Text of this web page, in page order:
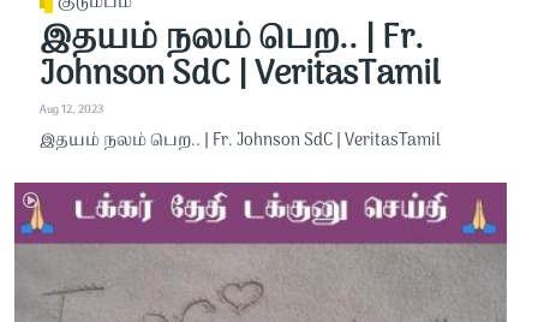
இதயம் நலம் பெற.. | Fr.
Johnson SdC | VeritasTamil
Aug 12, 2023
இதயம் நலம் பெற.. | Fr. Johnson SdC | VeritasTamil